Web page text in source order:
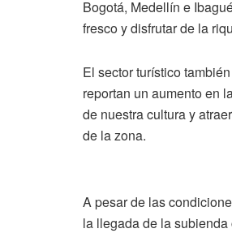
Bogotá, Medellín e
fresco y disfrutar de la
El sector turístico
reportan un aumento en
de nuestra cultura y
de la zona.
A pesar de las
la llegada de la